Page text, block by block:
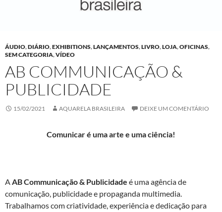
ÁUDIO,DIÁRIO,EXHIBITIONS,LANÇAMENTOS,LIVRO,LOJA,OFICINAS,
SEM CATEGORIA,VÍDEO
AB COMMUNICAÇÃO &
PUBLICIDADE
15/02/2021 AQUARELA BRASILEIRA DEIXE UM COMENTÁRIO
Comunicar é uma arte e uma ciência!
AAB Communicação & Publicidade é uma agência de
comunicação, publicidade e propaganda multimedia.
Trabalhamos com criatividade, experiência e dedicação para